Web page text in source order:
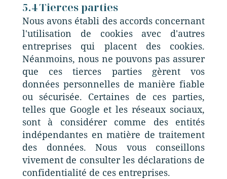
5.4 Tierces parties
Nous avons établi des accords concernant
l'utilisation de cookies avec d'autres
entreprises qui placent des cookies.
Néanmoins, nous ne pouvons pas assurer
que ces tierces parties gèrent vos
données personnelles de manière fiable
ou sécurisée. Certaines de ces parties,
telles que Google et les réseaux sociaux,
sont à considérer comme des entités
indépendantes en matière de traitement
des données. Nous vous conseillons
vivement de consulter les déclarations de
confidentialité de ces entreprises.